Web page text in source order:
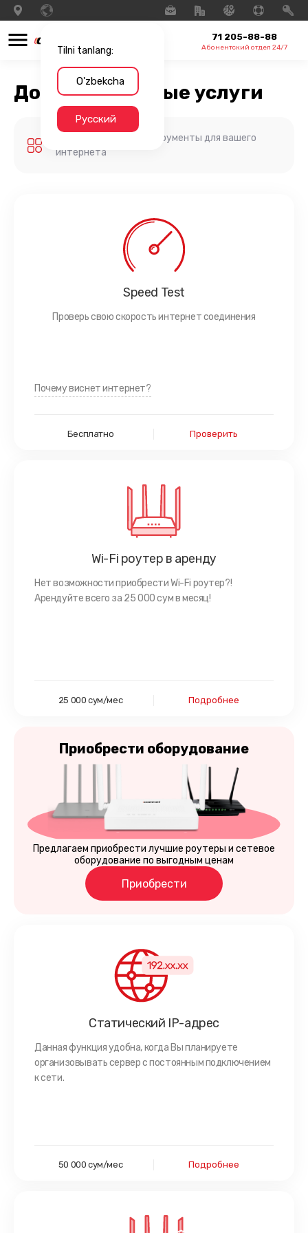
Tilni tanlang:
O'zbekcha
Русский
71 205-88-88
Абонентский отдел 24/7
Дополнительные услуги
Дополнительные инструменты для вашего
интернета
Speed Test
Проверь свою скорость интернет соединения
Почему виснет интернет?
Бесплатно Проверить
Wi-Fi роутер в аренду
Нет возможности приобрести Wi-Fi роутер?!
Арендуйте всего за 25 000 сум в месяц!
25 000 сум/мес Подробнее
Приобрести оборудование
Предлагаем приобрести лучшие роутеры и сетевое
оборудование по выгодным ценам
Приобрести
Статический IP-адрес
Данная функция удобна, когда Вы планируете
организовывать сервер с постоянным подключением
к сети.
50 000 сум/мес Подробнее